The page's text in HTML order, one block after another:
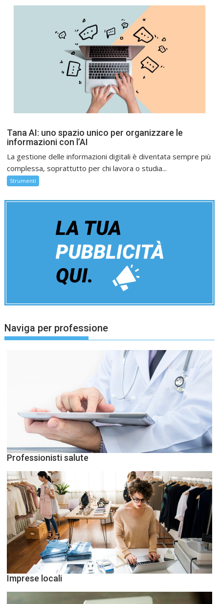
Tana AI: uno spazio unico per organizzare le
informazioni con l’AI
La gestione delle informazioni digitali è diventata sempre più
complessa, soprattutto per chi lavora o studia...
Strumenti
Naviga per professione
Professionisti salute
Imprese locali